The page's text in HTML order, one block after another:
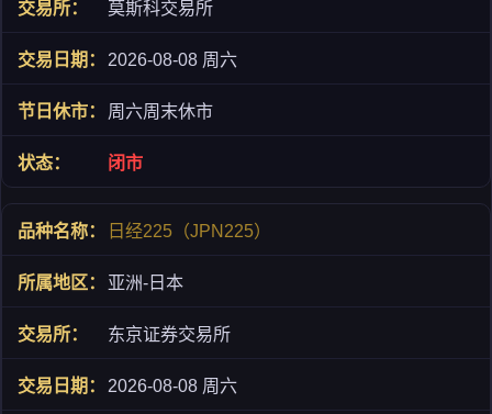
莫斯科交易所
2026-08-08 周六
周六周末休市
闭市
日经225（JPN225）
亚洲-日本
东京证券交易所
2026-08-08 周六